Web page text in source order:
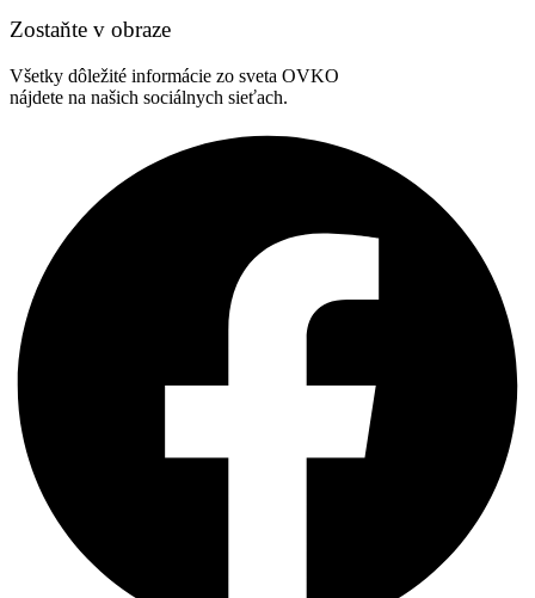
Zostaňte v obraze
Všetky dôležité informácie zo sveta OVKO
nájdete na našich sociálnych sieťach.